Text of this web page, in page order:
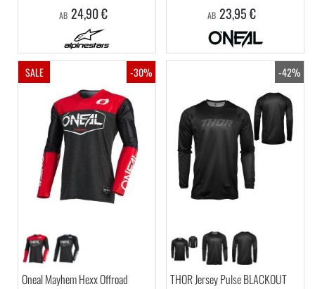
AB 24,90 € AB 23,95 €
SALE -30%
Oneal Mayhem Hexx Offroad
-42%
THOR Jersey Pulse BLACKOUT